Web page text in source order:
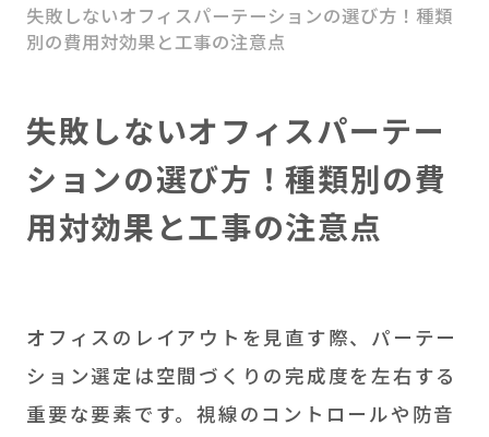
HATARABAスタートアッ
M＆Aアドバイザリー
ソリューション事業
失敗しないオフィスパーテーションの選び方！種類
別の費用対効果と工事の注意点
失敗しないオフィスパーテー
ションの選び方！種類別の費
用対効果と工事の注意点
オフィスのレイアウトを見直す際、パーテー
ション選定は空間づくりの完成度を左右する
重要な要素です。視線のコントロールや防音